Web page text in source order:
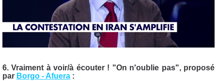
6. Vraiment à voir/à écouter ! "On n'oublie pas", proposé
par Borgo - Afuera :